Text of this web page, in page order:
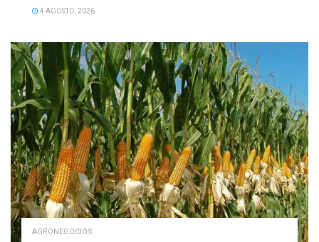
4 AGOSTO, 2026
AGRONEGOCIOS